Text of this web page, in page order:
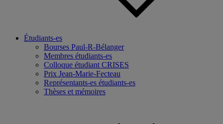
Étudiants-es
Bourses Paul-R-Bélanger
Membres étudiants-es
Colloque étudiant CRISES
Prix Jean-Marie-Fecteau
Représentants-es étudiants-es
Thèses et mémoires